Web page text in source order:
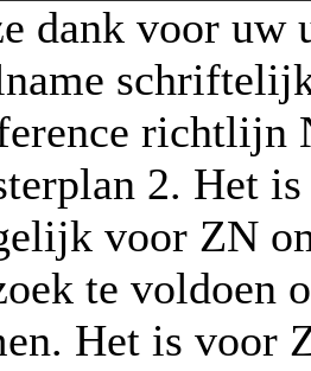
dank voor uw
richtlijn
2. Het
voor ZN
te voldoen
Het is voor